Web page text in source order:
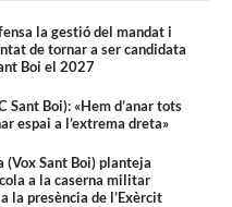
la gestió del mandat i
de tornar a ser candidata
Boi el 2027
Sant Boi): «Hem d’anar tots
espai a l’extrema dreta»
(Vox Sant Boi) planteja
a la caserna militar
la presència de l’Exèrcit